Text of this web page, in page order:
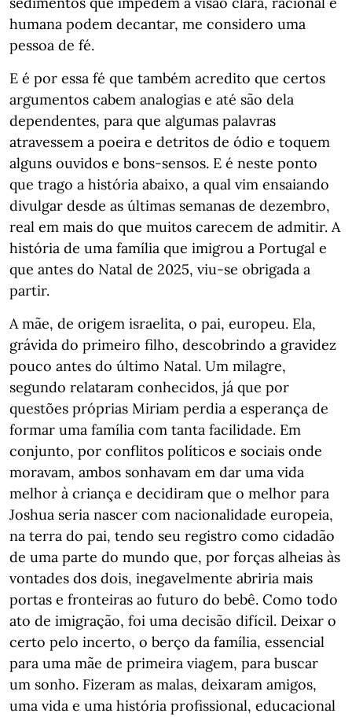
humana podem decantar, me considero uma
pessoa de fé.
E é por essa fé que também acredito que certos
argumentos cabem analogias e até são dela
dependentes, para que algumas palavras
atravessem a poeira e detritos de ódio e toquem
alguns ouvidos e bons-sensos. E é neste ponto
que trago a história abaixo, a qual vim ensaiando
divulgar desde as últimas semanas de dezembro,
real em mais do que muitos carecem de admitir. A
história de uma família que imigrou a Portugal e
que antes do Natal de 2025, viu-se obrigada a
partir.
A mãe, de origem israelita, o pai, europeu. Ela,
grávida do primeiro filho, descobrindo a gravidez
pouco antes do último Natal. Um milagre,
segundo relataram conhecidos, já que por
questões próprias Miriam perdia a esperança de
formar uma família com tanta facilidade. Em
conjunto, por conflitos políticos e sociais onde
moravam, ambos sonhavam em dar uma vida
melhor à criança e decidiram que o melhor para
Joshua seria nascer com nacionalidade europeia,
na terra do pai, tendo seu registro como cidadão
de uma parte do mundo que, por forças alheias às
vontades dos dois, inegavelmente abriria mais
portas e fronteiras ao futuro do bebê. Como todo
ato de imigração, foi uma decisão difícil. Deixar o
certo pelo incerto, o berço da família, essencial
para uma mãe de primeira viagem, para buscar
um sonho. Fizeram as malas, deixaram amigos,
uma vida e uma história profissional, educacional